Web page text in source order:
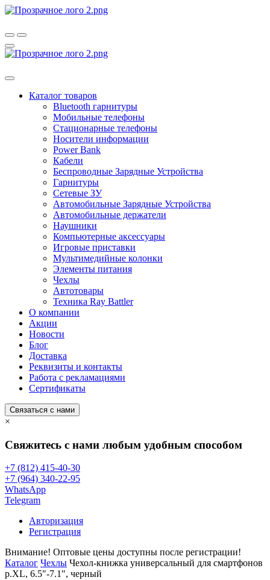
Каталог товаров
Bluetooth гарнитуры
Мобильные телефоны
Стационарные телефоны
Носители информации
Power Bank
Кабели
Беспроводные Зарядные Устройства
Гарнитуры
Сетевые ЗУ
Автомобильные Зарядные Устройства
Автомобильные держатели
Наушники
Компьютерные аксессуары
Игровые приставки
Мультимедийные колонки
Элементы питания
Чехлы
Автотовары
Техника Ray Battler
О компании
Акции
Новости
Блог
Доставка
Реквизиты и контакты
Работа с рекламациями
Сертификаты
Связаться с нами
×
Свяжитесь с нами любым удобным способом
+7 (812) 415-40-30
+7 (964) 340-22-95
WhatsApp
Telegram
Авторизация
Регистрация
Внимание! Оптовые цены доступны после регистрации!
Каталог Чехлы Чехол-книжка универсальный для смартфонов
р.XL, 6.5"-7.1", черный